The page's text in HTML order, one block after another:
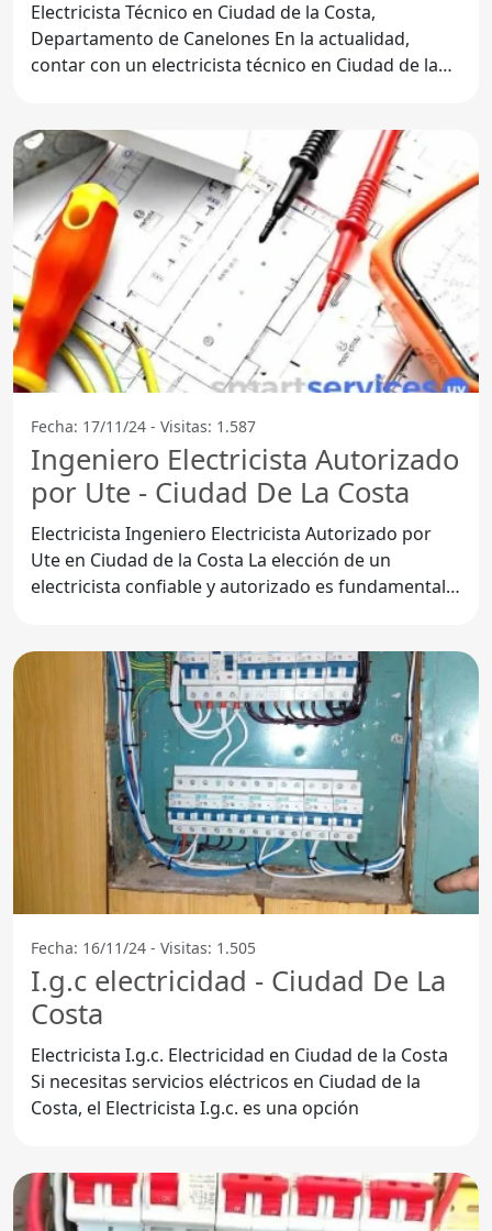
Electricista Técnico en Ciudad de la Costa,
Departamento de Canelones En la actualidad,
contar con un electricista técnico en Ciudad de la
Fecha: 17/11/24 - Visitas: 1.587
Ingeniero Electricista Autorizado
por Ute - Ciudad De La Costa
Electricista Ingeniero Electricista Autorizado por
Ute en Ciudad de la Costa La elección de un
electricista confiable y autorizado es fundamental
Fecha: 16/11/24 - Visitas: 1.505
I.g.c electricidad - Ciudad De La
Costa
Electricista I.g.c. Electricidad en Ciudad de la Costa
Si necesitas servicios eléctricos en Ciudad de la
Costa, el Electricista I.g.c. es una opción